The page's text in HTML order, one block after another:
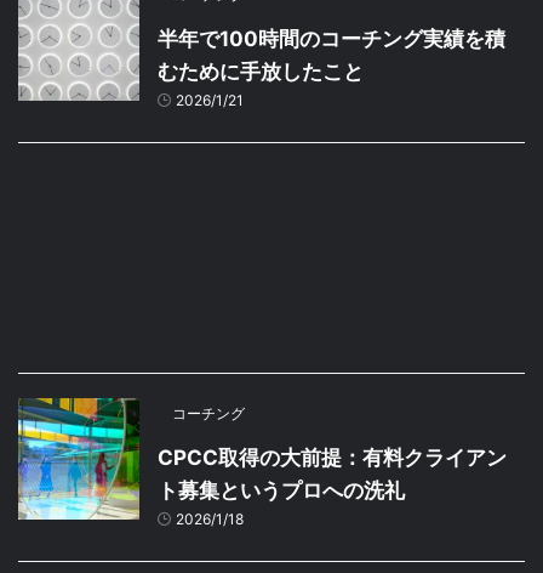
半年で100時間のコーチング実績を積
むために手放したこと
2026/1/21
コーチング
CPCC取得の大前提：有料クライアン
ト募集というプロへの洗礼
2026/1/18